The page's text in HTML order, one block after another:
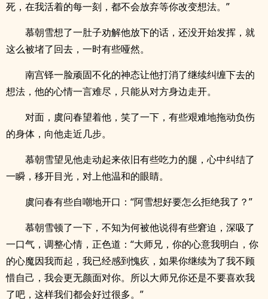
死，在我活着的每一刻，都不会放弃等你改变想法。”
慕朝雪想了一肚子劝解他放下的话，还没开始发挥，就
这么被堵了回去，一时有些哑然。
南宫铎一脸顽固不化的神态让他打消了继续纠缠下去的
想法，他的心情一言难尽，只能从对方身边走开。
对面，虞问春望着他，笑了一下，有些艰难地拖动负伤
的身体，向他走近几步。
慕朝雪望见他走动起来依旧有些吃力的腿，心中纠结了
一瞬，移开目光，对上他温和的眼睛。
虞问春有些自嘲地开口：“阿雪想好要怎么拒绝我了？”
慕朝雪顿了一下，不知为何被他说得有些窘迫，深吸了
一口气，调整心情，正色道：“大师兄，你的心意我明白，你
的心魔因我而起，我已经感到愧疚，如果你继续为了我不顾
惜自己，我会更无颜面对你。所以大师兄你还是不要喜欢我
了吧，这样我们都会好过很多。”